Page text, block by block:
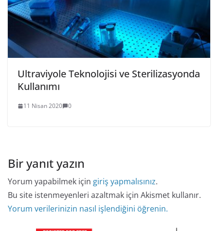
Ultraviyole Teknolojisi ve Sterilizasyonda
Kullanımı
11 Nisan 2020 0
Bir yanıt yazın
Yorum yapabilmek için giriş yapmalısınız.
Bu site istenmeyenleri azaltmak için Akismet kullanır.
Yorum verilerinizin nasıl işlendiğini öğrenin.